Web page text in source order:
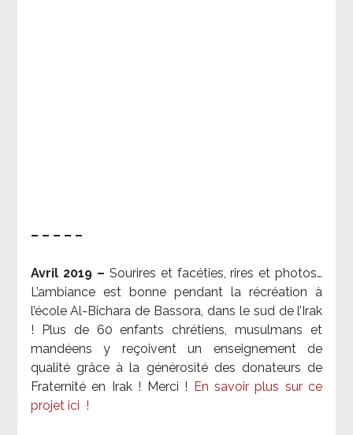
– – – – –
Avril 2019 – Sourires et facéties, rires et photos…
L’ambiance est bonne pendant la récréation à
l’école Al-Bichara de Bassora, dans le sud de l’Irak
! Plus de 60 enfants chrétiens, musulmans et
mandéens y reçoivent un enseignement de
qualité grâce à la générosité des donateurs de
Fraternité en Irak ! Merci !
En savoir plus sur ce
projet ici !